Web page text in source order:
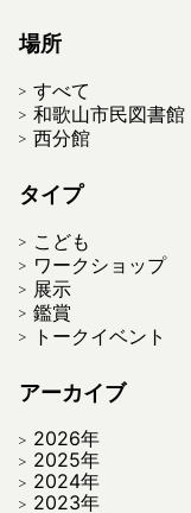
場所
すべて
和歌山市民図書館
西分館
タイプ
こども
ワークショップ
展示
鑑賞
トークイベント
アーカイブ
2026年
2025年
2024年
2023年